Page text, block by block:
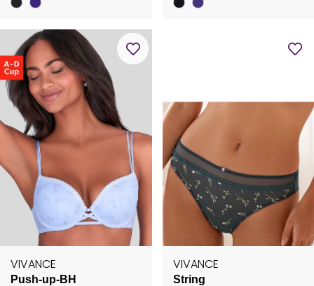
VIVANCE
Push-up-BH
VIVANCE
String